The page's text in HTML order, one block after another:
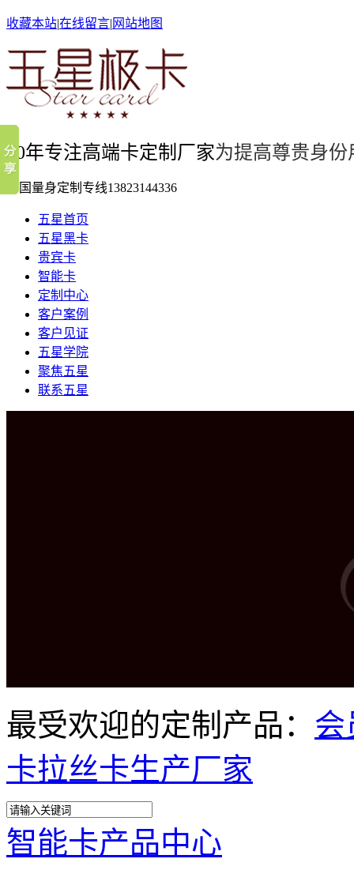
收藏本站|在线留言| 网站地图
10年专注高端卡定制厂家为提高尊贵身份
全国量身定制专线13823144336
五星首页
五星黑卡
贵宾卡
智能卡
定制中心
客户案例
客户见证
五星学院
聚焦五星
联系五星
最受欢迎的定制产品： 会
卡拉丝卡生产厂家
智能卡产品中心